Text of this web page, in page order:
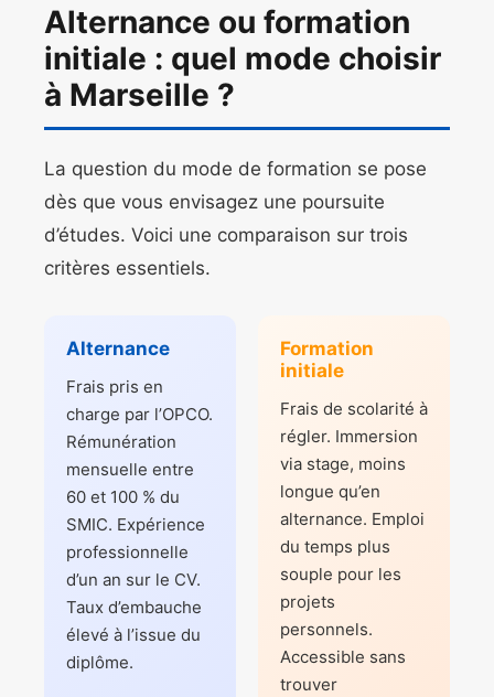
Alternance ou formation
initiale : quel mode choisir
à Marseille ?
La question du mode de formation se pose
dès que vous envisagez une poursuite
d’études. Voici une comparaison sur trois
critères essentiels.
Alternance
Frais pris en
charge par l’OPCO.
Rémunération
mensuelle entre
60 et 100 % du
SMIC. Expérience
professionnelle
d’un an sur le CV.
Taux d’embauche
élevé à l’issue du
diplôme.
Formation
initiale
Frais de scolarité à
régler. Immersion
via stage, moins
longue qu’en
alternance. Emploi
du temps plus
souple pour les
projets
personnels.
Accessible sans
trouver